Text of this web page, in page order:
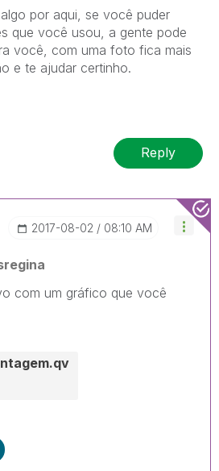
por aqui, se você puder
que você usou, a gente pode
você, com uma foto fica mais
e te ajudar certinho.
Reply
‎2017-08-02 08:10 AM
com um gráfico que você